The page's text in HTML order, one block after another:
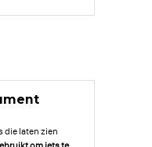
die laten zien